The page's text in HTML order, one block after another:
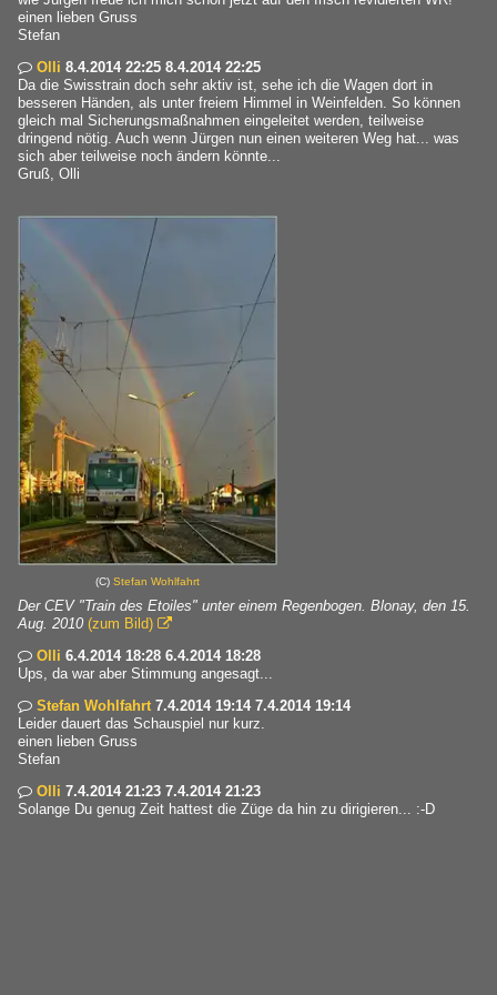
einen lieben Gruss
Stefan
 Olli 8.4.2014 22:25 8.4.2014 22:25
Da die Swisstrain doch sehr aktiv ist, sehe ich die Wagen dort in
besseren Händen, als unter freiem Himmel in Weinfelden. So können
gleich mal Sicherungsmaßnahmen eingeleitet werden, teilweise
dringend nötig. Auch wenn Jürgen nun einen weiteren Weg hat... was
sich aber teilweise noch ändern könnte...
Gruß, Olli
(C) Stefan Wohlfahrt
Der CEV "Train des Etoiles" unter einem Regenbogen. Blonay, den 15.
Aug. 2010 (zum Bild) 
 Olli 6.4.2014 18:28 6.4.2014 18:28
Ups, da war aber Stimmung angesagt...
 Stefan Wohlfahrt 7.4.2014 19:14 7.4.2014 19:14
Leider dauert das Schauspiel nur kurz.
einen lieben Gruss
Stefan
 Olli 7.4.2014 21:23 7.4.2014 21:23
Solange Du genug Zeit hattest die Züge da hin zu dirigieren... :-D